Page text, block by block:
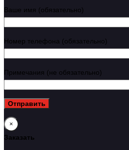
Ваше имя (обязательно)
Номер телефона (обязательно)
Примечания (не обязательно)
×
Заказать